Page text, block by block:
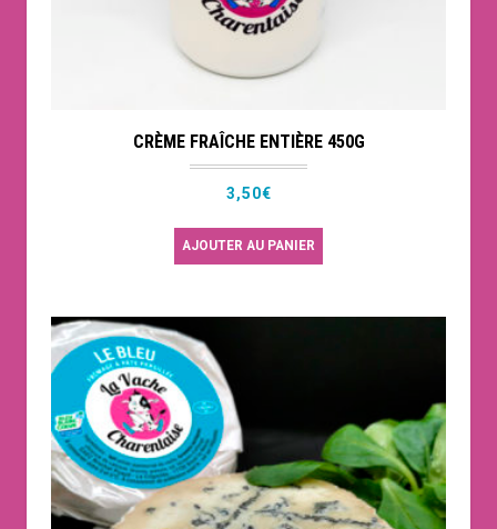
CRÈME FRAÎCHE ENTIÈRE 450G
3,50€
AJOUTER AU PANIER